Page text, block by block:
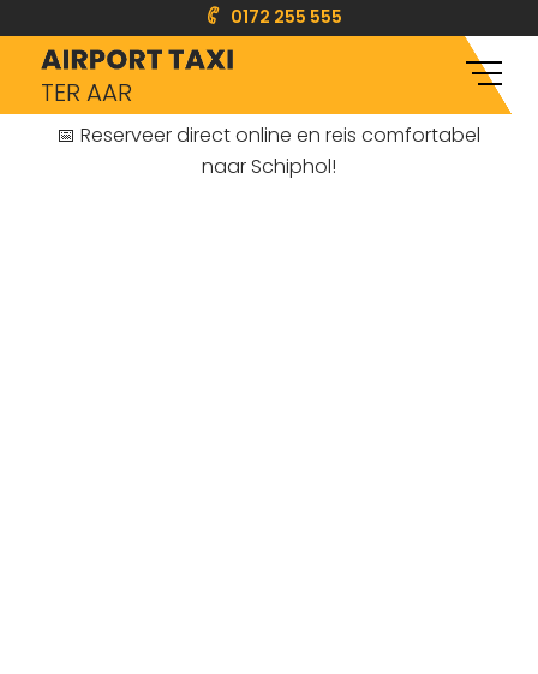
0172 255 555
TER AAR
📅 Reserveer direct online en reis comfortabel
naar Schiphol!